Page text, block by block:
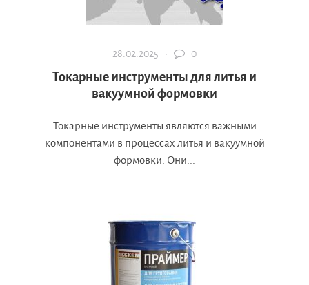
28.02.2025 · 0
Токарные инструменты для литья и
вакуумной формовки
Токарные инструменты являются важными
компонентами в процессах литья и вакуумной
формовки. Они...